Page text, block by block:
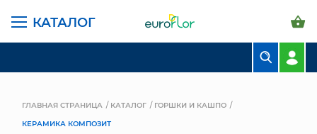
КАТАЛОГ
ГЛАВНАЯ СТРАНИЦА КАТАЛОГ
ГОРШКИ И КАШПО
КЕРАМИКА КОМПОЗИТ